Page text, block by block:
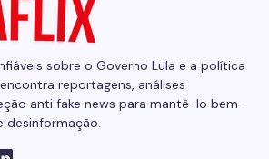
sobre o Governo Lula e a política
reportagens, análises
anti fake news para mantê-lo bem-
desinformação.